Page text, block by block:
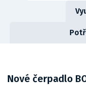
Nové čerpadlo